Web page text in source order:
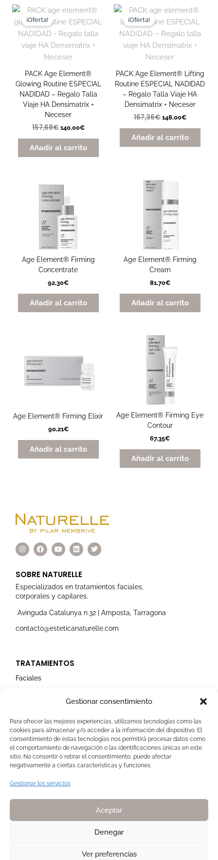
Gestionar consentimiento
Para ofrecer las mejores experiencias, utilizamos tecnologías como las
cookies para almacenar y/o acceder a la información del dispositivo. El
consentimiento de estas tecnologías nos permitirá procesar datos como
el comportamiento de navegación o las identificaciones únicas en este
sitio. No consentir o retirar el consentimiento, puede afectar
negativamente a ciertas características y funciones.
Gestionar los servicios
Aceptar
Denegar
Ver preferencias
¡Oferta!
PACK Age Element®
Glowing Routine ESPECIAL
NADIDAD – Regalo Talla
Viaje HA Densimatrix +
Neceser
157,68€
El
original
era:
157,68€.
140,00€
El
actual
es:
140,00€.
Añadir al carrito
¡Oferta!
PACK Age Element® Lifting
Routine ESPECIAL NADIDAD
– Regalo Talla Viaje HA
Densimatrix + Neceser
167,36€
El
original
era:
167,36€.
148,00€
El
actual
es:
148,00€.
Añadir al carrito
Age Element® Firming
Concentrate
92,30€
Añadir al carrito
Age Element® Firming
Cream
81,70€
Añadir al carrito
Age Element® Firming Elixir
90,21€
Añadir al carrito
Age Element® Firming Eye
Contour
67,35€
Añadir al carrito
I
n
a
g
r
a
m
F
a
b
o
o
k
Y
o
u
b
e
L
i
e
d
i
n
T
w
r
SOBRE NATURELLE
Especializados en tratamientos faciales,
corporales y capilares.
Avinguda Catalunya n.32 | Amposta, Tarragona
contacto@esteticanaturelle.com
TRATAMIENTOS
Faciales
AVISOS LEGALES
Aviso Legal
Politica de Cookies
Política de privacidad
Copyright 2025. Todos los derechos reservados NATURELLE by Pilar